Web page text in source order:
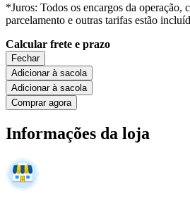
*Juros: Todos os encargos da operação,
parcelamento e outras tarifas estão
Calcular frete e prazo
Fechar
Adicionar à sacola
Adicionar à sacola
Comprar agora
Informações da loja